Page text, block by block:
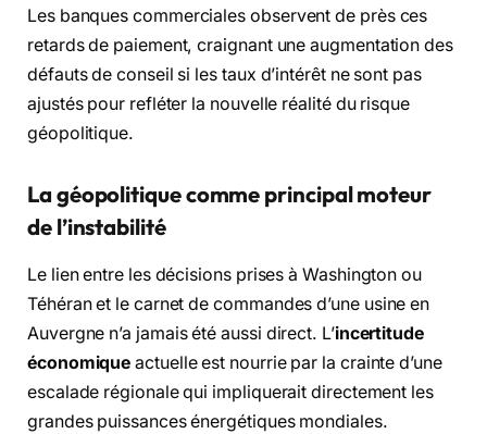
Les banques commerciales observent de près ces
retards de paiement, craignant une augmentation des
défauts de conseil si les taux d’intérêt ne sont pas
ajustés pour refléter la nouvelle réalité du risque
géopolitique.
La géopolitique comme principal moteur
de l’instabilité
Le lien entre les décisions prises à Washington ou
Téhéran et le carnet de commandes d’une usine en
Auvergne n’a jamais été aussi direct. L’incertitude
économique actuelle est nourrie par la crainte d’une
escalade régionale qui impliquerait directement les
grandes puissances énergétiques mondiales.